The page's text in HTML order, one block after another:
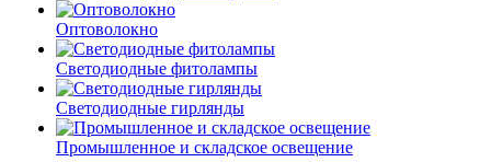
Оптоволокно
Светодиодные фитолампы
Светодиодные гирлянды
Промышленное и складское освещение